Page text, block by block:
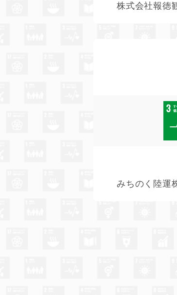
株式会社報徳
みちのく陸運